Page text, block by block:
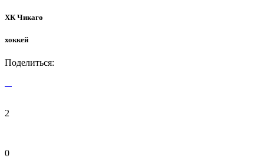
ХК Чикаго
хоккей
Поделиться:
2
0